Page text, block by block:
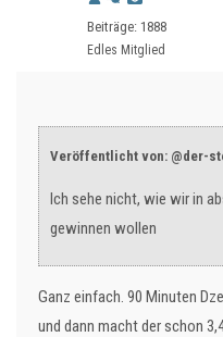
Beiträge: 1888
Edles Mitglied
Veröffentlicht von: @der-
Ich sehe nicht, wie wir in
gewinnen wollen
Ganz einfach. 90 Minuten
und dann macht der schon